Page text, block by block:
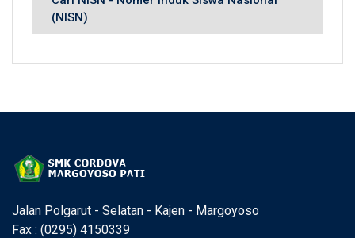
(NISN)
Jalan Polgarut - Selatan - Kajen - Margoyoso
Fax : (0295) 4150339